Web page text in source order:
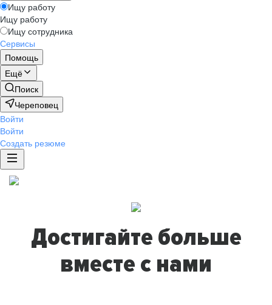
Ищу работу
Ищу работу
Ищу сотрудника
Сервисы
Помощь
Ещё
Поиск
Череповец
Войти
Войти
Создать резюме
Достигайте больше
вместе с нами